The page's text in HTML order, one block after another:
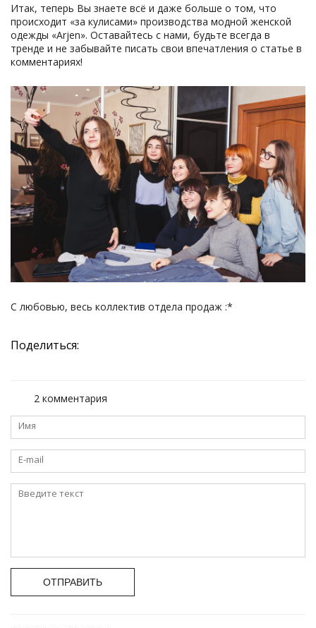
Итак, теперь Вы знаете всё и даже больше о том, что
происходит «за кулисами» производства модной женской
одежды «Arjen». Оставайтесь с нами, будьте всегда в
тренде и не забывайте писать свои впечатления о статье в
комментариях!
С любовью, весь коллектив отдела продаж :*
Поделиться:
2 комментария
ОТПРАВИТЬ